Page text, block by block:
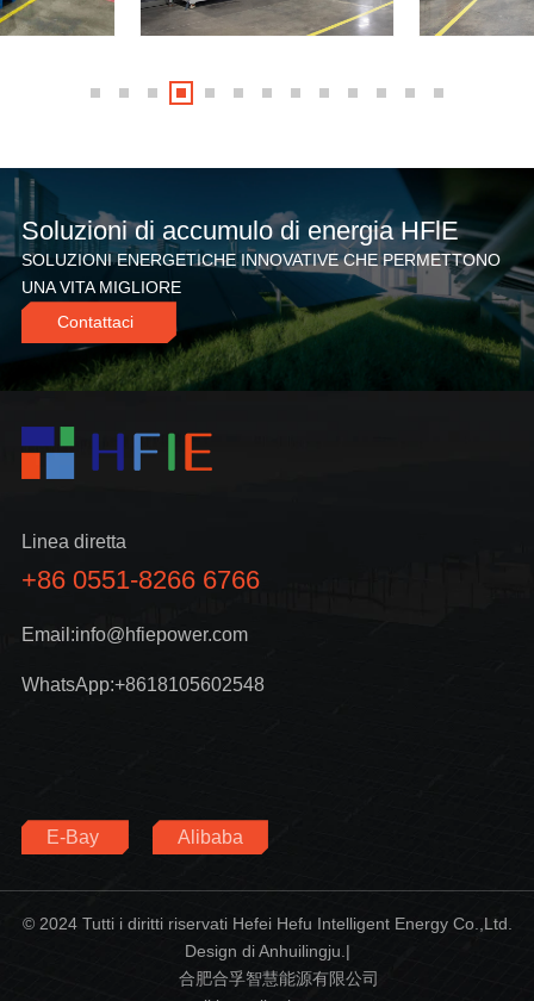
Soluzioni di accumulo di energia HFlE
SOLUZIONI ENERGETICHE INNOVATIVE CHE PERMETTONO
UNA VITA MIGLIORE
Contattaci
Linea diretta
+86 0551-8266 6766
Email:info@hfiepower.com
WhatsApp:+8618105602548
E-Bay Alibaba
© 2024 Tutti i diritti riservati Hefei Hefu Intelligent Energy Co.,Ltd.
Design di Anhuilingju.|
合肥合孚智慧能源有限公司